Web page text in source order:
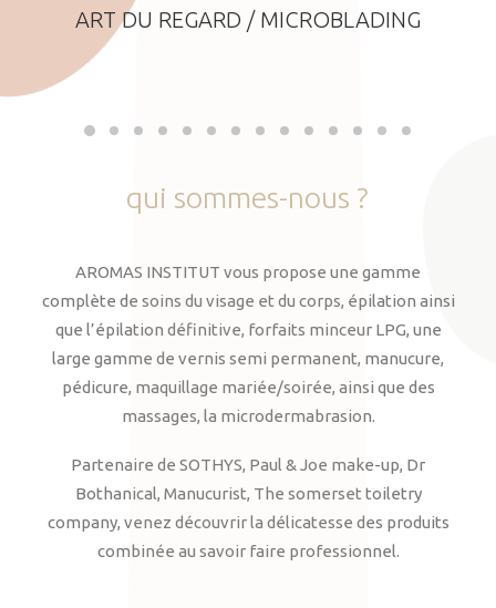
ART DU REGARD / MICROBLADING
qui sommes-nous ?
AROMAS INSTITUT vous propose une gamme
complète de soins du visage et du corps, épilation ainsi
que l’épilation définitive, forfaits minceur LPG, une
large gamme de vernis semi permanent, manucure,
pédicure, maquillage mariée/soirée, ainsi que des
massages, la microdermabrasion.
Partenaire de SOTHYS, Paul & Joe make-up, Dr
Bothanical, Manucurist, The somerset toiletry
company, venez découvrir la délicatesse des produits
combinée au savoir faire professionnel.